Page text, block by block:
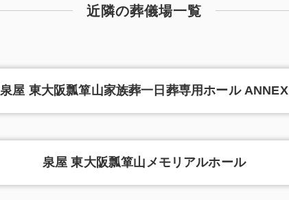
近隣の葬儀場一覧
泉屋 東大阪瓢箪山家族葬一日葬専用ホール ANNEX
泉屋 東大阪瓢箪山メモリアルホール